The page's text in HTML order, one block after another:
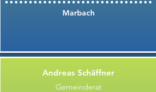
Marbach
Andreas Schäffner
Gemeinderat